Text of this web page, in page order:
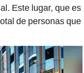
Este lugar, que es
de personas que